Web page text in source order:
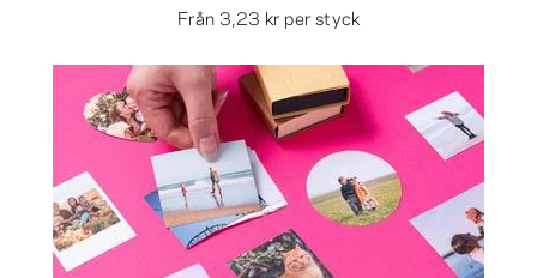
Från 3,23 kr per styck